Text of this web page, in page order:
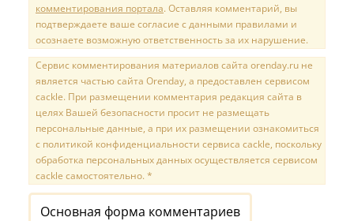
комментирования портала. Оставляя комментарий, вы
подтверждаете ваше согласие с данными правилами и
осознаете возможную ответственность за их нарушение.
Сервис комментирования материалов сайта orenday.ru не
является частью сайта Orenday, а предоставлен сервисом
cackle. При размещении комментария редакция сайта в
целях Вашей безопасности просит не размещать
персональные данные, а при их размещении ознакомиться
с политикой конфиденциальности сервиса cackle, поскольку
обработка персональных данных осуществляется сервисом
cackle самостоятельно. *
Основная форма комментариев